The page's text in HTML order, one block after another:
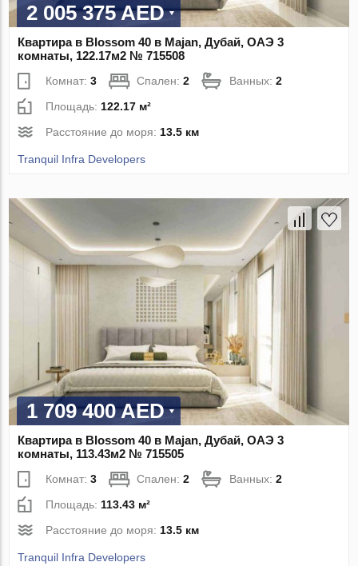
2 005 375 AED
Квартира в Blossom 40 в Majan, Дубай, ОАЭ 3
комнаты, 122.17м2 № 715508
Комнат:3 Спален:2 Ванных:2
Площадь:122.17 м²
Расстояние до моря:13.5 км
Tranquil Infra Developers
1 709 400 AED
Квартира в Blossom 40 в Majan, Дубай, ОАЭ 3
комнаты, 113.43м2 № 715505
Комнат:3 Спален:2 Ванных:2
Площадь: 113.43 м²
Расстояние до моря: 13.5 км
Tranquil Infra Developers